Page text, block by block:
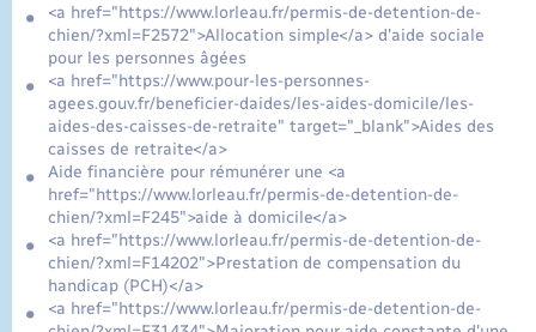
<a href="https://www.lorleau.fr/permis-de-detention-de-
chien/?xml=F2572">Allocation simple</a> d'aide sociale
pour les personnes âgées
<a href="https://www.pour-les-personnes-
agees.gouv.fr/beneficier-daides/les-aides-domicile/les-
aides-des-caisses-de-retraite" target="_blank">Aides des
caisses de retraite</a>
Aide financière pour rémunérer une <a
href="https://www.lorleau.fr/permis-de-detention-de-
chien/?xml=F245">aide à domicile</a>
<a href="https://www.lorleau.fr/permis-de-detention-de-
chien/?xml=F14202">Prestation de compensation du
handicap (PCH)</a>
<a href="https://www.lorleau.fr/permis-de-detention-de-